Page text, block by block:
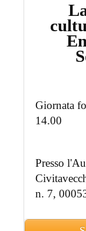
Giornata
14.00
Presso
n. 7,